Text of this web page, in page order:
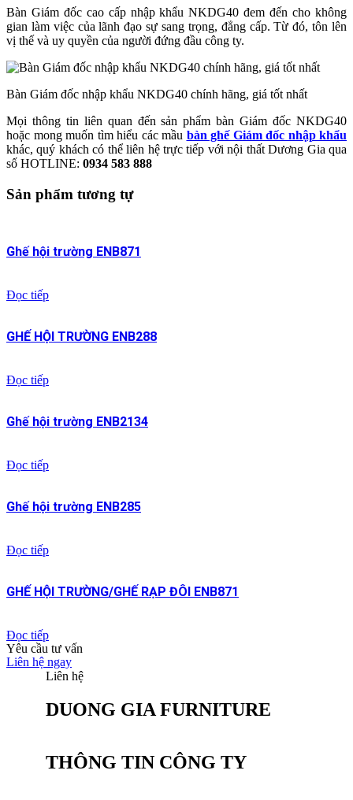
Bàn Giám đốc cao cấp nhập khẩu NKDG40 đem đến cho không
gian làm việc của lãnh đạo sự sang trọng, đẳng cấp. Từ đó, tôn lên
vị thế và uy quyền của người đứng đầu công ty.
Bàn Giám đốc nhập khẩu NKDG40 chính hãng, giá tốt nhất
Mọi thông tin liên quan đến sản phẩm bàn Giám đốc NKDG40
hoặc mong muốn tìm hiểu các mầu bàn ghế Giám đốc nhập khẩu
khác, quý khách có thể liên hệ trực tiếp với nội thất Dương Gia qua
số HOTLINE: 0934 583 888
Sản phẩm tương tự
Ghế hội trường ENB871
Đọc tiếp
GHẾ HỘI TRƯỜNG ENB288
Đọc tiếp
Ghế hội trường ENB2134
Đọc tiếp
Ghế hội trường ENB285
Đọc tiếp
GHẾ HỘI TRƯỜNG/GHẾ RẠP ĐÔI ENB871
Đọc tiếp
Yêu cầu tư vấn
Liên hệ ngay
Liên hệ
DUONG GIA FURNITURE
THÔNG TIN CÔNG TY